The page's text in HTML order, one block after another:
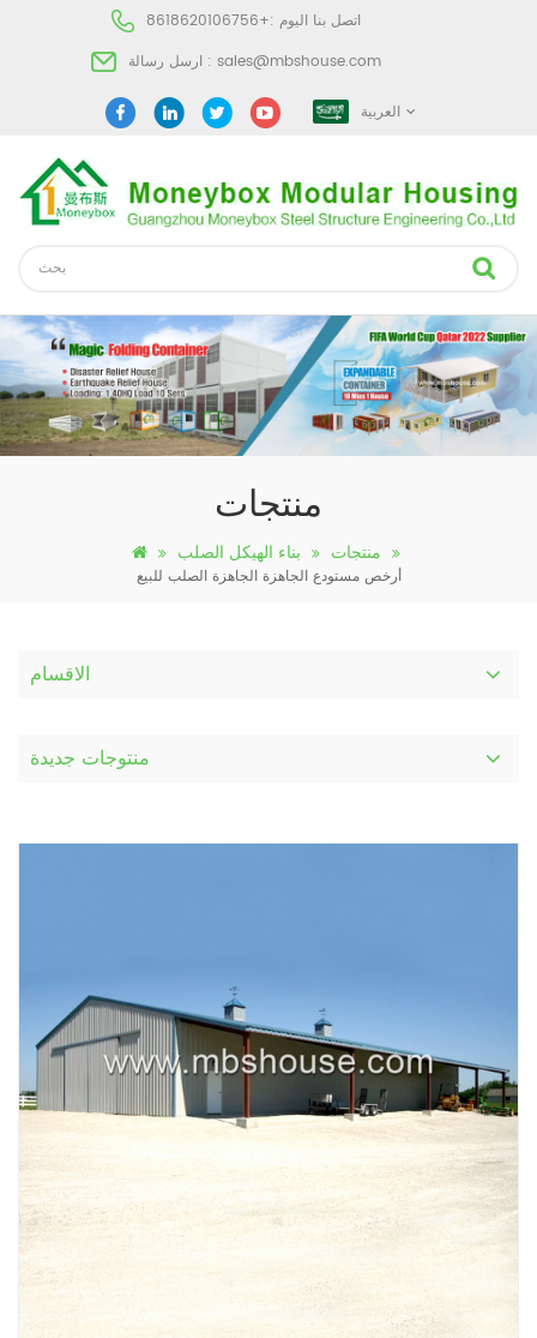
اتصل بنا اليوم :+8618620106756
ارسل رسالة : sales@mbshouse.com
العربية
منتجات
منتجات بناء الهيكل الصلب
أرخص مستودع الجاهزة الجاهزة الصلب للبيع
الاقسام
منتوجات جديدة